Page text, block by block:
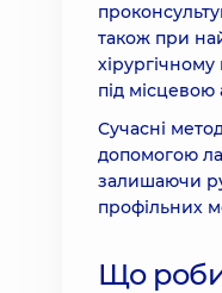
також при
під
Сучасні
допомогою
залишаючи
профільних
Що